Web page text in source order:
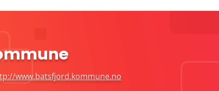
www.batsfjord.kommune.no